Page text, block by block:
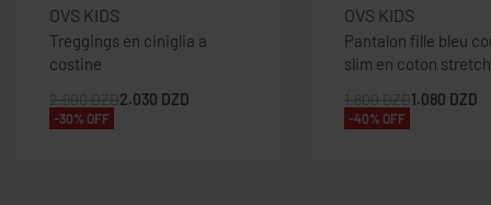
OVS KIDS
Treggings en ciniglia a
costine
2.030 DZD
-30% OFF
OVS KIDS
Pantalon fille bleu
slim en coton stretch
1.080 DZD
-40% OFF